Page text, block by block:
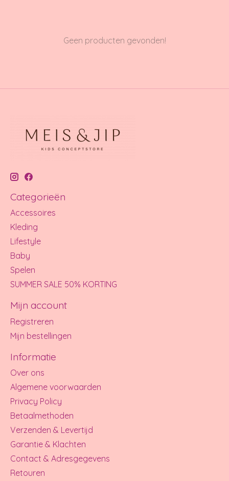
Geen producten gevonden!
Categorieën
Accessoires
Kleding
Lifestyle
Baby
Spelen
SUMMER SALE 50% KORTING
Mijn account
Registreren
Mijn bestellingen
Informatie
Over ons
Algemene voorwaarden
Privacy Policy
Betaalmethoden
Verzenden & Levertijd
Garantie & Klachten
Contact & Adresgegevens
Retouren